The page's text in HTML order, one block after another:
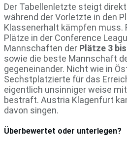
Der Tabellenletzte steigt
während der Vorletzte in den
Klassenerhalt kämpfen muss.
Plätze in der Conference
Mannschaften der Plätze 3
sowie die beste Mannschaft
gegeneinander. Nicht wie in
Sechstplatzierte für das
eigentlich unsinniger weise
bestraft. Austria Klagenfurt
davon singen.
Überbewertet oder unterlegen?